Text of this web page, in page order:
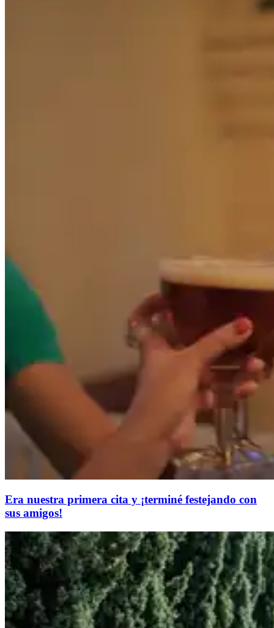
Era nuestra primera cita y ¡terminé festejando con
sus amigos!